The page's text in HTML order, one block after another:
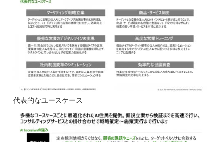
代表的なユースケース